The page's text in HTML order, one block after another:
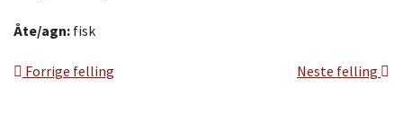
Åte/agn: fisk
Forrige felling Neste felling